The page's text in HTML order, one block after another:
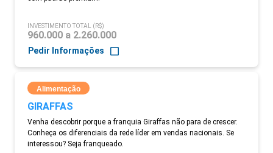
INVESTIMENTO TOTAL (R$)
960.000 a 2.260.000
Pedir Informações
Alimentação
GIRAFFAS
Venha descobrir porque a franquia Giraffas não para de crescer.
Conheça os diferenciais da rede líder em vendas nacionais. Se
interessou? Seja franqueado.